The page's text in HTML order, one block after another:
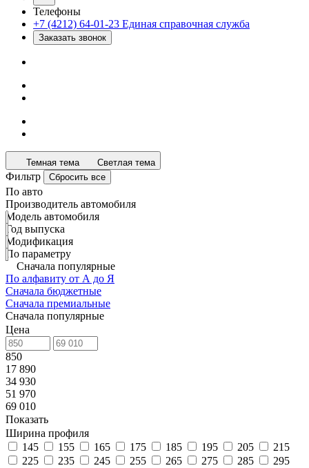
Телефоны
+7 (4212) 64-01-23 Единая справочная служба
Заказать звонок
Темная тема Светлая тема
Фильтр Сбросить все
По авто
Производитель автомобиля
Модель автомобиля
Год выпуска
Модификация
По параметру
Сначала популярные
По алфавиту от А до Я
Сначала бюджетные
Сначала премиальные
Сначала популярные
Цена
850
17 890
34 930
51 970
69 010
Показать
Ширина профиля
145
155 165 175 185 195 205
215
225
235 245 255 265 275 285
295